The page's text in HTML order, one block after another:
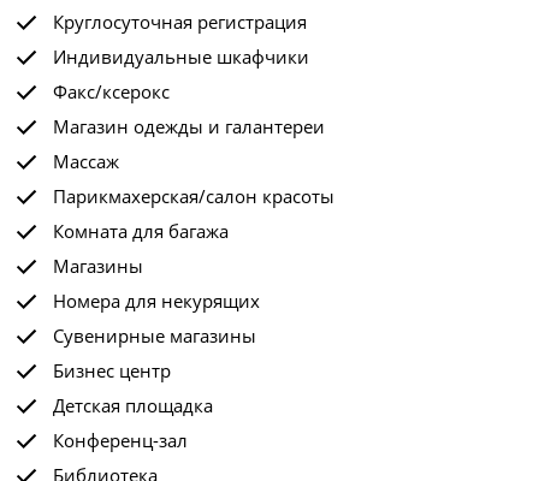
Круглосуточная регистрация
Индивидуальные шкафчики
Факс/ксерокс
Магазин одежды и галантереи
Массаж
Парикмахерская/салон красоты
Комната для багажа
Магазины
Номера для некурящих
Сувенирные магазины
Бизнес центр
Детская площадка
Конференц-зал
Библиотека